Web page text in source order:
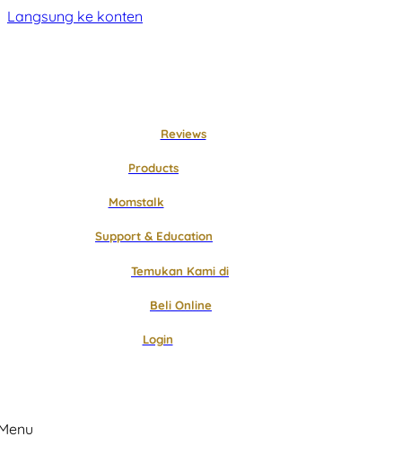
Langsung ke konten
Reviews
Products
Momstalk
Support & Education
Temukan Kami di
Beli Online
Login